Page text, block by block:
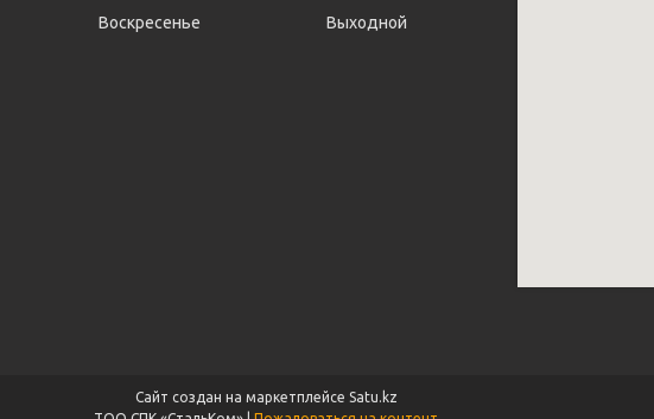
Воскресенье
Выходной
Сайт создан на маркетплейсе Satu.kz